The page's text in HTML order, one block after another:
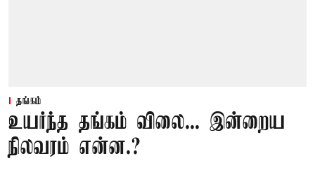
தங்கம்
உயர்ந்த தங்கம் விலை... இன்றைய
நிலவரம் என்ன.?